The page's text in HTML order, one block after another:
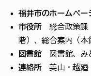
福井市のホームペー
市役所 総合政策課
階）、総合案内（本
図書館
図書館、
連絡所 美山・越廼